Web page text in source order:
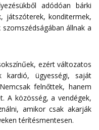
adódóan bárki
játszóterek, konditermek,
állnak a
ezért változatos
kardió, ügyességi, saját
felnőttek, hanem
A közösség, a vendégek,
amikor csak akarják
térítésmentesen.